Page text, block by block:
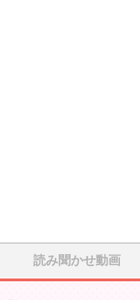
読み聞かせ動画